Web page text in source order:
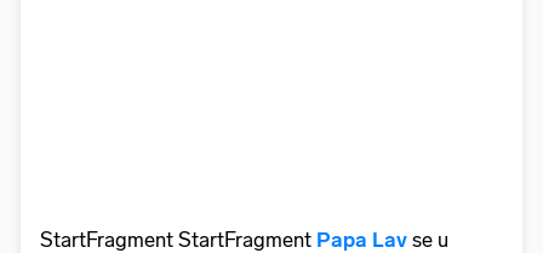
StartFragment StartFragment Papa Lav se u